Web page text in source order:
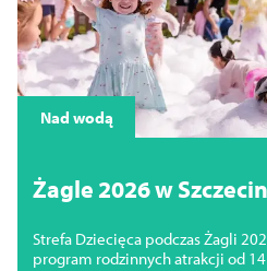
Nad wodą
Żagle 2026 w
Strefa Dziecięca podczas Żagli
program rodzinnych atrakcji od